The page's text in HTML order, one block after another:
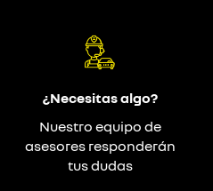
¿Necesitas algo?
Nuestro equipo de
asesores responderán
tus dudas